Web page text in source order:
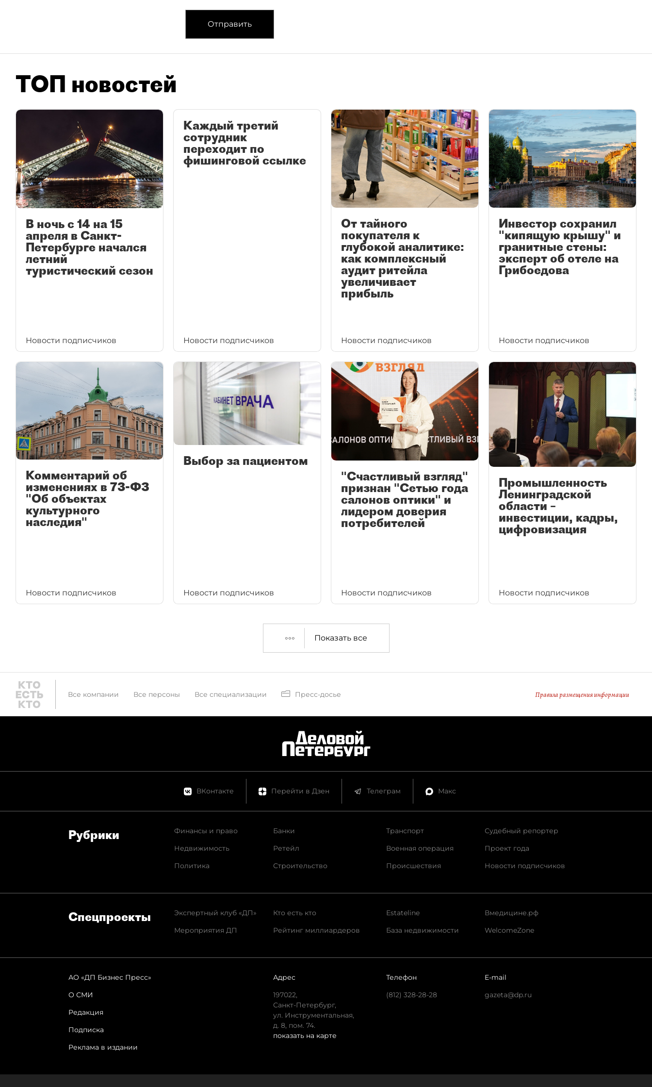
Отправить
ТОП новостей
В ночь с 14 на 15
апреля в Санкт-
Петербурге начался
летний
туристический сезон
Новости подписчиков
Каждый третий
сотрудник
переходит по
фишинговой ссылке
Новости подписчиков
От тайного
покупателя к
глубокой аналитике:
как комплексный
аудит ритейла
увеличивает
прибыль
Новости подписчиков
Инвестор сохранил
"кипящую крышу" и
гранитные стены:
эксперт об отеле на
Грибоедова
Новости подписчиков
Комментарий об
изменениях в 73-ФЗ
"Об объектах
культурного
наследия"
Новости подписчиков
Выбор за пациентом
Новости подписчиков
"Счастливый взгляд"
признан "Сетью года
салонов оптики" и
лидером доверия
потребителей
Новости подписчиков
Промышленность
Ленинградской
области –
инвестиции, кадры,
цифровизация
Новости подписчиков
Показать все
Все компании Все персоны Все специализации Пресс-досье Правила размещения информации
ВКонтакте Перейти в Дзен Телеграм Макс
Рубрики
Финансы и право
Недвижимость
Политика
Банки
Ретейл
Строительство
Транспорт
Военная операция
Происшествия
Судебный репортер
Проект года
Новости подписчиков
Спец­проекты
Экспертный клуб «ДП»
Мероприятия ДП
Кто есть кто
Рейтинг миллиардеров
Estateline
База недвижимости
Вмедицине.рф
WelcomeZone
АО «ДП Бизнес Пресс»
О СМИ
Редакция
Подписка
Реклама в издании
Адрес
197022,
Санкт-Петербург,
ул. Инструментальная,
д. 8, пом. 74.
показать на карте
Телефон
(812) 328-28-28
E-mail
gazeta@dp.ru